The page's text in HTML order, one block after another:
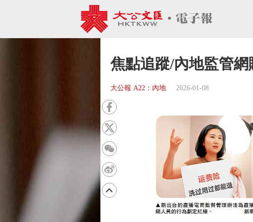
焦點追蹤/內地監管
大公報 A22：內地 2026-01-08